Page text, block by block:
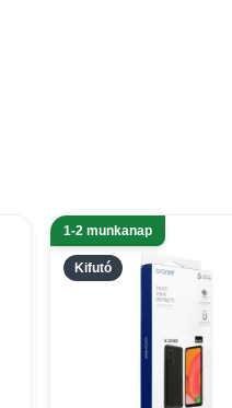
Kifutó
1-2 munkanap